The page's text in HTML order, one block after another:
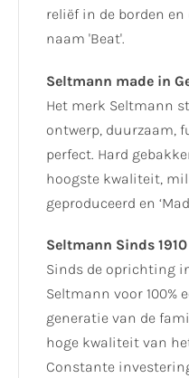
reliëf in de borden
naam 'Beat'.
Seltmann made in
Het merk Seltmann
ontwerp, duurzaam,
perfect. Hard
hoogste kwaliteit,
geproduceerd en
Seltmann Sinds
Sinds de oprichting
Seltmann voor 100%
generatie van de
hoge kwaliteit van
Constante